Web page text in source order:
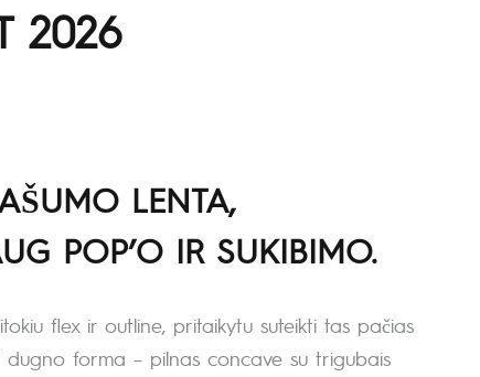
2026
LENTA,
POP’O IR SUKIBIMO.
flex ir outline, pritaikytu suteikti tas pačias
dugno forma – pilnas concave su trigubais